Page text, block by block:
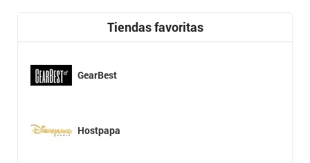
Tiendas favoritas
GearBest
Hostpapa